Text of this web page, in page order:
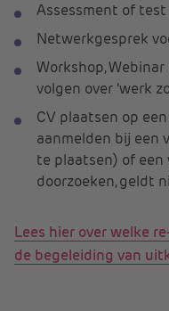
Assessment of
Netwerkgesprek
Workshop,
volgen over ‘werk
CV plaatsen op
aanmelden bij een
te plaatsen) of
doorzoeken, geldt
Lees hier over welke
de begeleiding van